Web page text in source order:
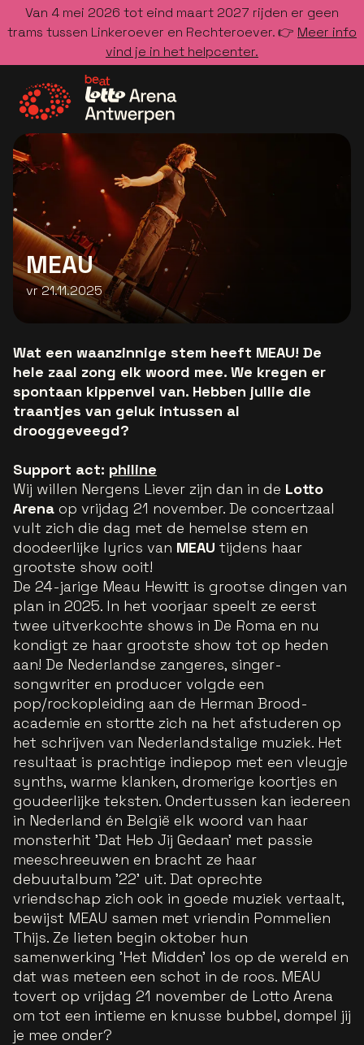
Van 4 mei 2026 tot eind maart 2027 rijden er geen
trams tussen Linkeroever en Rechteroever. 👉 Meer info
vind je in het helpcenter.
Ga naar de homepage
MEAU
vr 21.11.2025
Wat een waanzinnige stem heeft MEAU! De
hele zaal zong elk woord mee. We kregen er
spontaan kippenvel van. Hebben jullie die
traantjes van geluk intussen al
drooggeveegd?
Support act: philine
Wij willen Nergens Liever zijn dan in de Lotto
Arena op vrijdag 21 november. De concertzaal
vult zich die dag met de hemelse stem en
doodeerlijke lyrics van MEAU tijdens haar
grootste show ooit!
De 24-jarige Meau Hewitt is grootse dingen van
plan in 2025. In het voorjaar speelt ze eerst
twee uitverkochte shows in De Roma en nu
kondigt ze haar grootste show tot op heden
aan! De Nederlandse zangeres, singer-
songwriter en producer volgde een
pop/rockopleiding aan de Herman Brood-
academie en stortte zich na het afstuderen op
het schrijven van Nederlandstalige muziek. Het
resultaat is prachtige indiepop met een vleugje
synths, warme klanken, dromerige koortjes en
goudeerlijke teksten. Ondertussen kan iedereen
in Nederland én België elk woord van haar
monsterhit 'Dat Heb Jij Gedaan' met passie
meeschreeuwen en bracht ze haar
debuutalbum '22' uit. Dat oprechte
vriendschap zich ook in goede muziek vertaalt,
bewijst MEAU samen met vriendin Pommelien
Thijs. Ze lieten begin oktober hun
samenwerking 'Het Midden' los op de wereld en
dat was meteen een schot in de roos. MEAU
tovert op vrijdag 21 november de Lotto Arena
om tot een intieme en knusse bubbel, dompel jij
je mee onder?